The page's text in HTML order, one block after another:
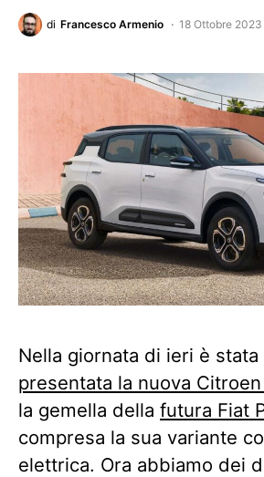
di Francesco Armenio 18 Ottobre 2023
Nella giornata di ieri è stata
presentata la nuova
la gemella della futura Fiat
compresa la sua variante
elettrica. Ora abbiamo dei